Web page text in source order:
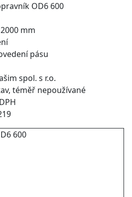
OD6 600
mm
pásu
spol. s r.o.
téměř nepoužívané